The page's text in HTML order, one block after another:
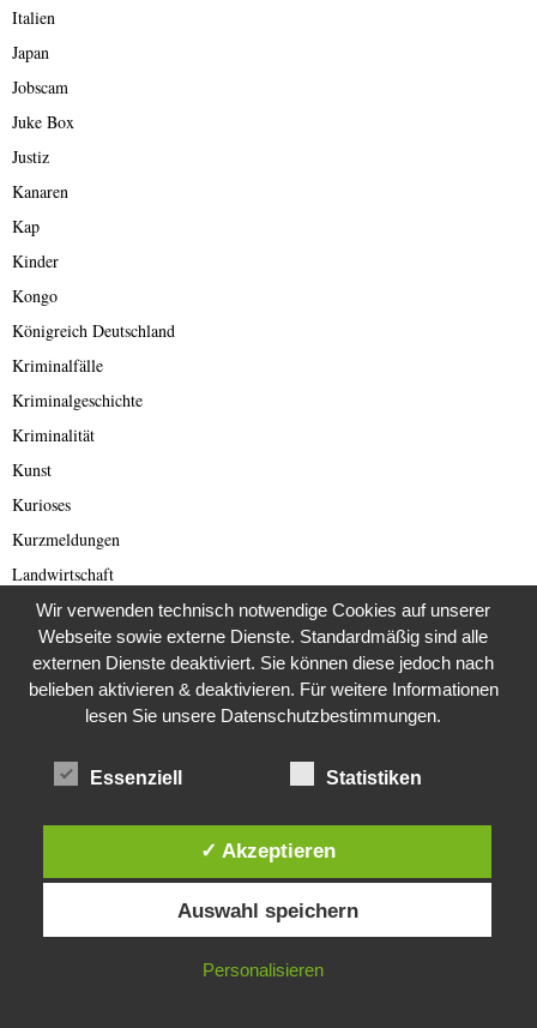
Italien
Japan
Jobscam
Juke Box
Justiz
Kanaren
Kap
Kinder
Kongo
Königreich Deutschland
Kriminalfälle
Kriminalgeschichte
Kriminalität
Kunst
Kurioses
Kurzmeldungen
Landwirtschaft
Lateinamerika
Letzte Generation
Lost Places
MondDiese Website verwendet Cookies. Durch die weitere Nutzung dieser
Website stimmst du der Verwendung von Cookies zu.
IN ORDNUNG
Wir verwenden technisch notwendige Cookies auf unserer
Webseite sowie externe Dienste. Standardmäßig sind alle
externen Dienste deaktiviert. Sie können diese jedoch nach
belieben aktivieren & deaktivieren. Für weitere Informationen
lesen Sie unsere Datenschutzbestimmungen.
Essenziell Statistiken
✓ Akzeptieren
Auswahl speichern
Personalisieren